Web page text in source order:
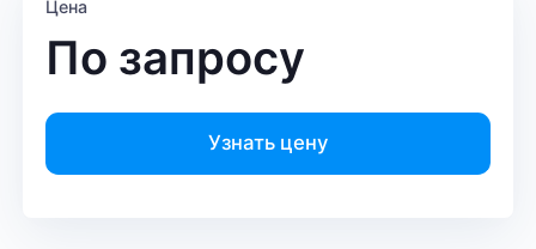
Цена
По запросу
Узнать цену